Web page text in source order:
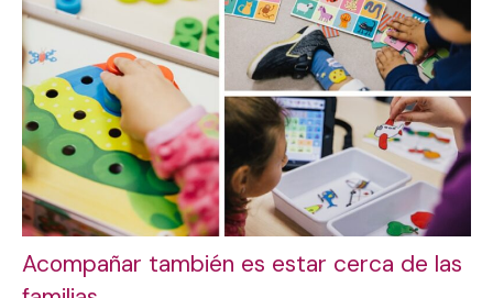
Acompañar también es estar cerca de las